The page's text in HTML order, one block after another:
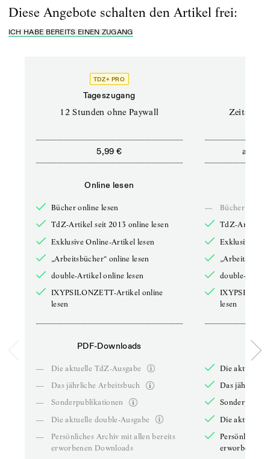
Diese Angebote schalten den Artikel frei:
ICH HABE BEREITS EINEN ZUGANG
TDZ+ PRO
Tageszugang
12 Stunden ohne Paywall
5,99 €
Online lesen
Bücher online lesen
TdZ-Artikel seit 2013 online lesen
Exklusive Online-Artikel lesen
„Arbeitsbücher“ online lesen
double-Artikel online lesen
IXYPSILONZETT-Artikel online
lesen
PDF-Downloads
—
Die aktuelle TdZ-Ausgabe
—
Das jährliche Arbeitsbuch
—
Sonderpublikationen
—
Die aktuelle double-Ausgabe
—
Persönliches Archiv mit allen bereits
erworbenen Downloads
ab
—
Bücher online
TdZ-Artikel
Exklusive
double-
lesen
Die aktuelle
Das jährliche
Die aktuelle
Persönliches
erworbenen